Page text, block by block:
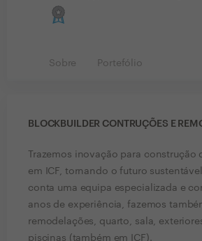
Sobre Portefólio
BLOCKBUILDER CONTRUÇÕES E
Trazemos inovação para construção
em ICF, tornando o futuro
conta uma equipa especializada e
anos de experiência, fazemos
remodelações, quarto, sala,
piscinas (também em ICF).